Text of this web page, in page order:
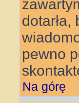
dotarła,
pewno
Na górę